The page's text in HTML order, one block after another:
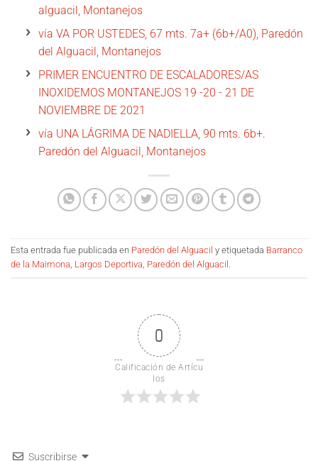
alguacil, Montanejos
vía VA POR USTEDES, 67 mts. 7a+ (6b+/A0), Paredón
del Alguacil, Montanejos
PRIMER ENCUENTRO DE ESCALADORES/AS
INOXIDEMOS MONTANEJOS 19 -20 - 21 DE
NOVIEMBRE DE 2021
vía UNA LÁGRIMA DE NADIELLA, 90 mts. 6b+.
Paredón del Alguacil, Montanejos
Esta entrada fue publicada en Paredón del Alguacil y etiquetada Barranco
de la Maimona Largos Deportiva Paredón del Alguacil
0
Calificación de Artícu
los
Suscribirse